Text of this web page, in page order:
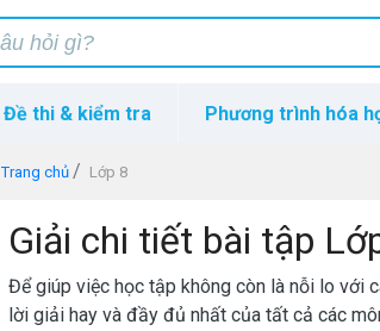
Đề thi & kiểm tra Phương trình hóa
Trang chủ Lớp 8
Giải chi tiết bài tập
Để giúp việc học tập không còn là nỗi lo với
lời giải hay và đầy đủ nhất của tất cả các